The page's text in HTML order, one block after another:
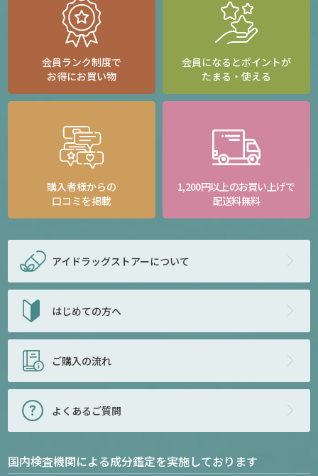
会員ランク制度で
お得にお買い物
会員になるとポイントが
たまる・使える
購入者様からの
口コミを掲載
1,200円以上のお買い上げで
配送料無料
アイドラッグストアーについて
はじめての方へ
ご購入の流れ
よくあるご質問
国内検査機関による成分鑑定を実施しております